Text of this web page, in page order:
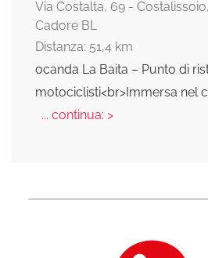
Via Costalta, 69 -
Cadore BL
Distanza: 51,4 km
ocanda La Baita – Punto di
motociclisti<br>Immersa nel
... continua: >